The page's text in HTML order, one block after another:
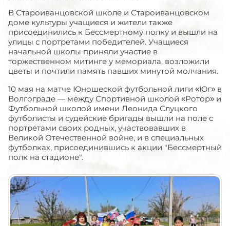
В Староиванцовской школе и Староиванцовском
доме культуры учащиеся и жители также
присоединились к Бессмертному полку и вышли на
улицы с портретами победителей. Учащиеся
начальной школы приняли участие в
торжественном митинге у мемориала, возложили
цветы и почтили память павших минутой молчания.
10 мая на матче Юношеской футбольной лиги «Юг» в
Волгограде — между Спортивной школой «Ротор» и
Футбольной школой имени Леонида Слуцкого
футболисты и судейские бригады вышли на поле с
портретами своих родных, участвовавших в
Великой Отечественной войне, и в специальных
футболках, присоединившись к акции "Бессмертный
полк на стадионе".